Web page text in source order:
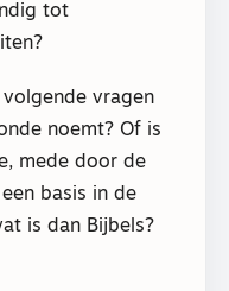
tot
vragen
noemt? Of is
mede door de
basis in de
is dan Bijbels?